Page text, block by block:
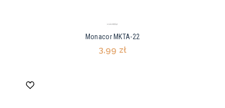
Monacor MKTA-22
3,99 zł